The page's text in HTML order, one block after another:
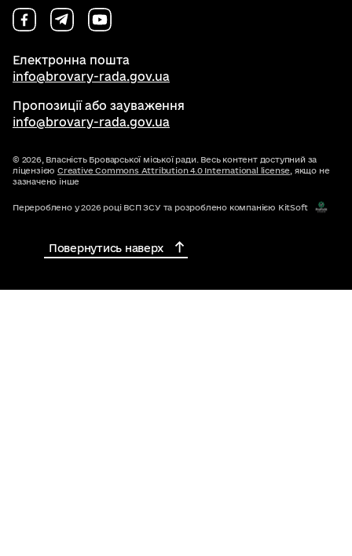
Електронна пошта
info@brovary-rada.gov.ua
Пропозиції або зауваження
info@brovary-rada.gov.ua
© 2026, Власність Броварської міської ради. Весь контент доступний за
ліцензією Creative Commons Attribution 4.0 International license , якщо не
зазначено інше
Перероблено у 2026 році ВСП ЗСУ та розроблено компанією KitSoft
Повернутись наверх